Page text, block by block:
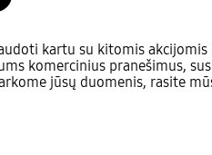
kartu su kitomis
komercinius pranešimus,
jūsų duomenis, rasite